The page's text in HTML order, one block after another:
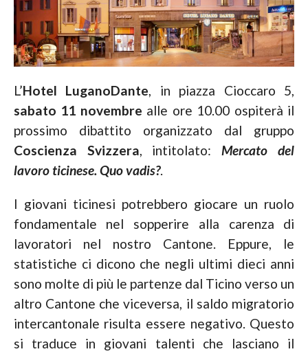
L’Hotel LuganoDante , in piazza Cioccaro 5,
sabato 11 novembre alle ore 10.00 ospiterà il
prossimo dibattito organizzato dal gruppo
Coscienza Svizzera , intitolato: Mercato del
lavoro ticinese. Quo vadis?.
I giovani ticinesi potrebbero giocare un ruolo
fondamentale nel sopperire alla carenza di
lavoratori nel nostro Cantone. Eppure, le
statistiche ci dicono che negli ultimi dieci anni
sono molte di più le partenze dal Ticino verso un
altro Cantone che viceversa, il saldo migratorio
intercantonale risulta essere negativo. Questo
si traduce in giovani talenti che lasciano il